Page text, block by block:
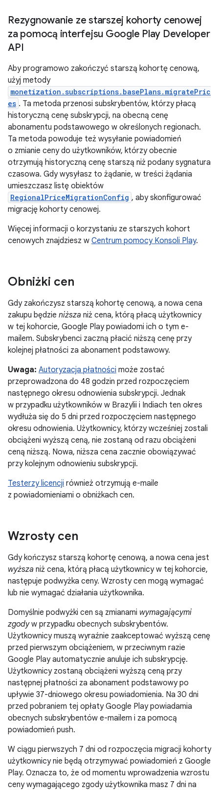
Rezygnowanie ze starszej kohorty cenowej
za pomocą interfejsu Google Play Developer
API
Aby programowo zakończyć starszą kohortę cenową,
użyj metody
monetization.subscriptions.basePlans.migratePric
es . Ta metoda przenosi subskrybentów, którzy płacą
historyczną cenę subskrypcji, na obecną cenę
abonamentu podstawowego w określonych regionach.
Ta metoda powoduje też wysyłanie powiadomień
o zmianie ceny do użytkowników, którzy obecnie
otrzymują historyczną cenę starszą niż podany sygnatura
czasowa. Gdy wysyłasz to żądanie, w treści żądania
umieszczasz listę obiektów
RegionalPriceMigrationConfig , aby skonfigurować
migrację kohorty cenowej.
Więcej informacji o korzystaniu ze starszych kohort
cenowych znajdziesz w Centrum pomocy Konsoli Play.
Obniżki cen
Gdy zakończysz starszą kohortę cenową, a nowa cena
zakupu będzie niższa niż cena, którą płacą użytkownicy
w tej kohorcie, Google Play powiadomi ich o tym e-
mailem. Subskrybenci zaczną płacić niższą cenę przy
kolejnej płatności za abonament podstawowy.
Uwaga: Autoryzacja płatności może zostać
przeprowadzona do 48 godzin przed rozpoczęciem
następnego okresu odnowienia subskrypcji. Jednak
w przypadku użytkowników w Brazylii i Indiach ten okres
wydłuża się do 5 dni przed rozpoczęciem następnego
okresu odnowienia. Użytkownicy, którzy wcześniej zostali
obciążeni wyższą ceną, nie zostaną od razu obciążeni
ceną niższą. Nowa, niższa cena zacznie obowiązywać
przy kolejnym odnowieniu subskrypcji.
Testerzy licencji również otrzymują e-maile
z powiadomieniami o obniżkach cen.
Wzrosty cen
Gdy kończysz starszą kohortę cenową, a nowa cena jest
wyższa niż cena, którą płacą użytkownicy w tej kohorcie,
następuje podwyżka ceny. Wzrosty cen mogą wymagać
lub nie wymagać działania użytkownika.
Domyślnie podwyżki cen są zmianami wymagającymi
zgodyw przypadku obecnych subskrybentów.
Użytkownicy muszą wyraźnie zaakceptować wyższą cenę
przed pierwszym obciążeniem, w przeciwnym razie
Google Play automatycznie anuluje ich subskrypcję.
Użytkownicy zostaną obciążeni wyższą ceną przy
następnej płatności za abonament podstawowy po
upływie 37-dniowego okresu powiadomienia. Na 30 dni
przed pobraniem tej opłaty Google Play powiadamia
obecnych subskrybentów e-mailem i za pomocą
powiadomień push.
W ciągu pierwszych 7 dni od rozpoczęcia migracji kohorty
użytkownicy nie będą otrzymywać powiadomień z Google
Play. Oznacza to, że od momentu wprowadzenia wzrostu
ceny wymagającego zgody użytkownika masz 7 dni na